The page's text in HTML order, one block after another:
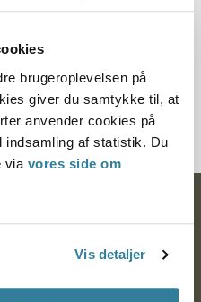
brugeroplevelsen på
giver du samtykke til, at
anvender cookies på
indsamling af statistik. Du
via vores side om
Vis detaljer